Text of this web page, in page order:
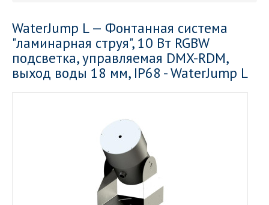
WaterJump L — Фонтанная система
"ламинарная струя", 10 Вт RGBW
подсветка, управляемая DMX-RDM,
выход воды 18 мм, IP68 - WaterJump L